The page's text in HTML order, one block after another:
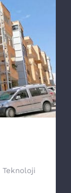
Teknoloji